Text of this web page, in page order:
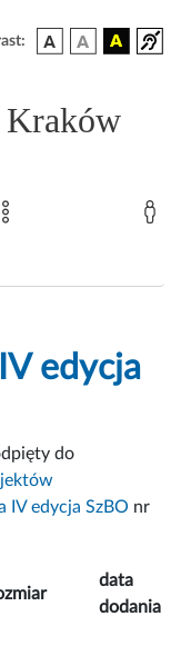
edycja
do
IV edycja SzBO nr
data
dodania